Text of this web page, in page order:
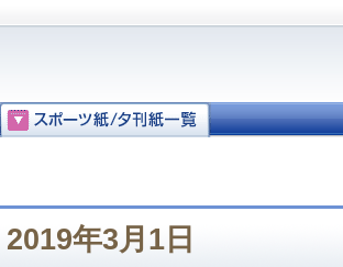
年3月1日